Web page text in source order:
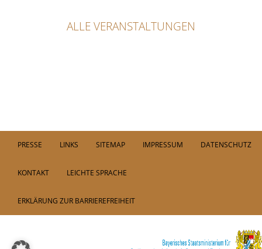
ALLE VERANSTALTUNGEN
PRESSE LINKS SITEMAP IMPRESSUM DATENSCHUTZ
KONTAKT LEICHTE SPRACHE
ERKLÄRUNG ZUR BARRIEREFREIHEIT